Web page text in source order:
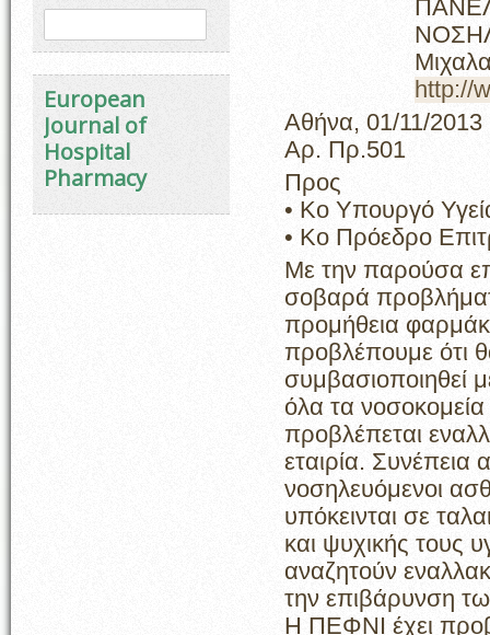
Φόρμα αναζήτησης
European
Journal of
Hospital
Pharmacy
http://
Αθήνα, 01/11/2013
Αρ. Πρ.501
Προς
• Κο Υπουργό
• Κο Πρόεδρο
Με την παρούσα
σοβαρά
προμήθεια
προβλέπουμε ότι
συμβασιοποιηθεί
όλα τα
προβλέπεται
εταιρία. Συνέπεια
νοσηλευόμενοι
υπόκεινται σε
και ψυχικής τους
αναζητούν
την επιβάρυνση
Η ΠΕΦΝΙ έχει